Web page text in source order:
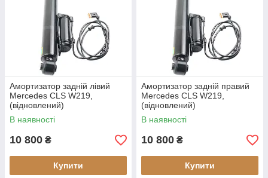
Амортизатор задній лівий
Mercedes CLS W219,
(відновлений)
В наявності
10 800 ₴
Купити
Амортизатор задній правий
Mercedes CLS W219,
(відновлений)
В наявності
10 800 ₴
Купити